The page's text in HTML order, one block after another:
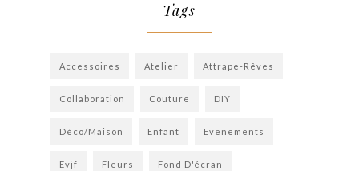
Tags
Accessoires Atelier Attrape-Rêves
Collaboration Couture DIY
Déco/Maison Enfant Evenements
Evjf Fleurs Fond D'écran